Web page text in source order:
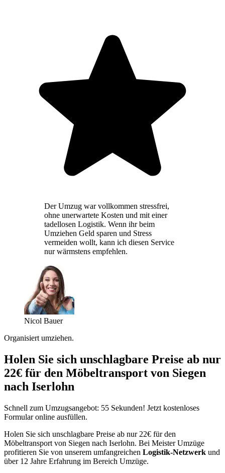
Der Umzug war vollkommen stressfrei,
ohne unerwartete Kosten und mit einer
tadellosen Logistik. Wenn ihr beim
Umziehen Geld sparen und Stress
vermeiden wollt, kann ich diesen Service
nur wärmstens empfehlen.
Nicol Bauer
Organisiert umziehen.
Holen Sie sich unschlagbare Preise ab nur
22€ für den Möbeltransport von Siegen
nach Iserlohn
Schnell zum Umzugsangebot: 55 Sekunden! Jetzt kostenloses
Formular online ausfüllen.
Holen Sie sich unschlagbare Preise ab nur 22€ für den
Möbeltransport von Siegen nach Iserlohn. Bei Meister Umzüge
profitieren Sie von unserem umfangreichen Logistik-Netzwerk und
über 12 Jahre Erfahrung im Bereich Umzüge.